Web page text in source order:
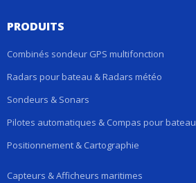
PRODUITS
Combinés sondeur GPS multifonction
Radars pour bateau & Radars météo
Sondeurs & Sonars
Pilotes automatiques & Compas pour bateau
Positionnement & Cartographie
Capteurs & Afficheurs maritimes